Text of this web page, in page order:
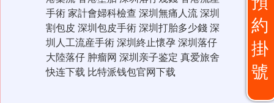
約
掛
號
手術家計會婦科檢查 深圳無痛人流深圳
割包皮 深圳包皮手術深圳打胎多少錢深
圳人工流産手術深圳終止懷孕深圳落仔
大陸落仔 肿瘤网 深圳亲子鉴定 真爱旅舍
快连下载 比特派钱包官网下载